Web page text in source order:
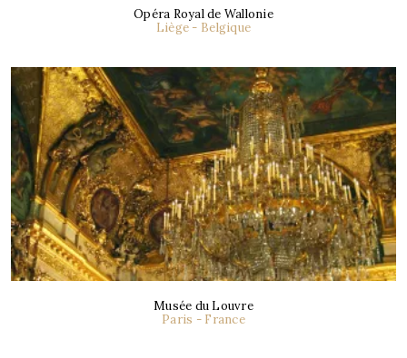
Opéra Royal de Wallonie
Liège - Belgique
Musée du Louvre
Paris - France